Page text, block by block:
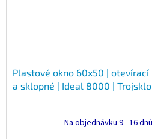
Plastové okno 60x50 | otevírací
a sklopné | Ideal 8000 | Trojsklo
Na objednávku 9 - 16 dnů